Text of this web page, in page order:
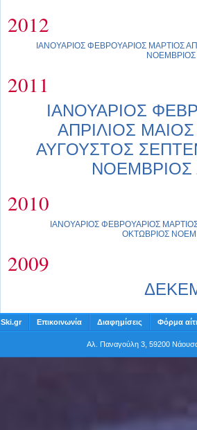
2012
ΙΑΝΟΥΑΡΙΟΣ ΦΕΒΡΟΥΑΡΙΟΣ ΜΑΡΤΙΟΣ
ΝΟΕΜΒΡΙΟΣ
2011
ΙΑΝΟΥΑΡΙΟΣ
ΑΠΡΙΛΙΟΣ ΜΑΙΟΣ
ΑΥΓΟΥΣΤΟΣ
ΝΟΕΜΒΡΙΟΣ
2010
ΙΑΝΟΥΑΡΙΟΣ ΦΕΒΡΟΥΑΡΙΟΣ
ΟΚΤΩΒΡΙΟΣ
2009
Ski.gr Επικοινωνία Διαφημίσεις Φόρμα
Αλ. Παναγούλη 3, 59200